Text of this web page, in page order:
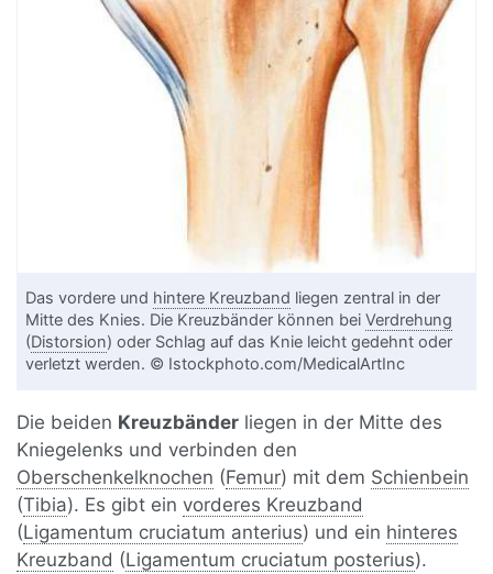
Das vordere und hintere Kreuzband liegen zentral in der
Mitte des Knies. Die Kreuzbänder können beiVerdrehung
(Distorsion) oder Schlag auf das Knie leicht gedehnt oder
verletzt werden. © Istockphoto.com/MedicalArtInc
Die beiden Kreuzbänder liegen in der Mitte des
Kniegelenks und verbinden den
Oberschenkelknochen (Femur) mit dem Schienbein
(Tibia). Es gibt einvorderes Kreuzband
(Ligamentum cruciatum anterius) und ein hinteres
Kreuzband (Ligamentum cruciatum posterius).